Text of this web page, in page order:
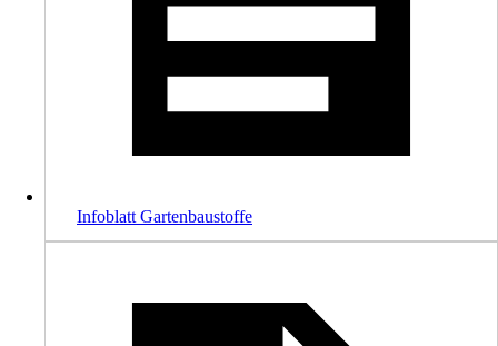
Infoblatt Gartenbaustoffe